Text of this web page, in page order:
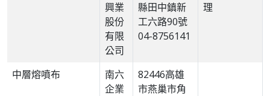
興業
股份
有限
公司
縣田中鎮新
工六路90號
04-8756141
理
中層熔噴布
南六
企業
82446高雄
市燕巢市角